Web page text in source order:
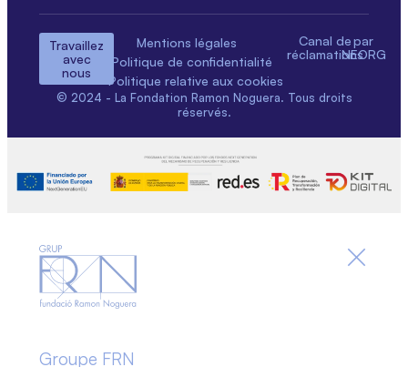
Travaillez
avec
nous
Mentions légales
Politique de confidentialité
Politique relative aux cookies
Canal de
réclamations
par
NEORG
© 2024 - La Fondation Ramon Noguera. Tous droits
réservés.
Groupe FRN